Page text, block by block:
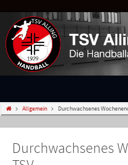
Allgemein Durchwachsenes
Durchwachsenes